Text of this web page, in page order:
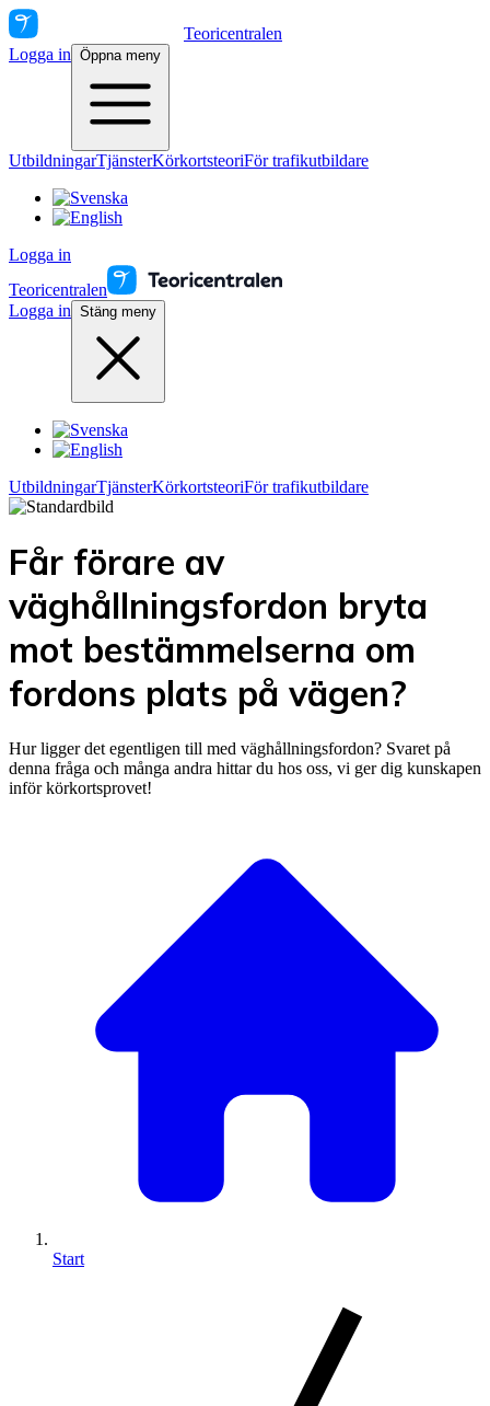
Teoricentralen
Logga in Öppna meny
UtbildningarTjänsterKörkortsteoriFör trafikutbildare
Logga in
Teoricentralen
Logga in Stäng meny
UtbildningarTjänsterKörkortsteoriFör trafikutbildare
Får förare av
väghållningsfordon bryta
mot bestämmelserna om
fordons plats på vägen?
Hur ligger det egentligen till med väghållningsfordon? Svaret på
denna fråga och många andra hittar du hos oss, vi ger dig kunskapen
inför körkortsprovet!
Start